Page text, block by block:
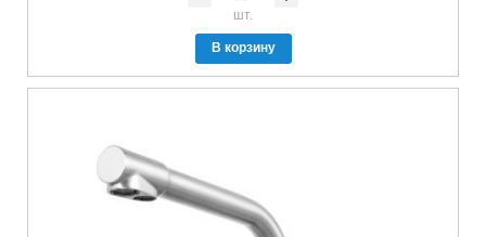
шт.
В корзину